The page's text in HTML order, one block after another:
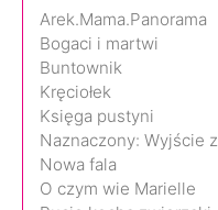
Arek.Mama.Panorama
Bogaci i martwi
Buntownik
Kręciołek
Księga pustyni
Naznaczony: Wyjście
Nowa fala
O czym wie Marielle